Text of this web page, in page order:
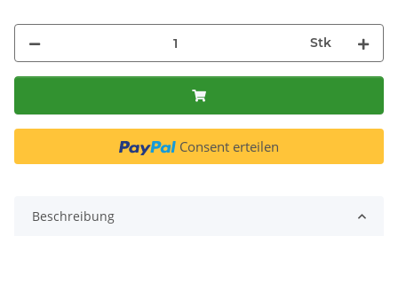
Stk
Consent erteilen
Beschreibung